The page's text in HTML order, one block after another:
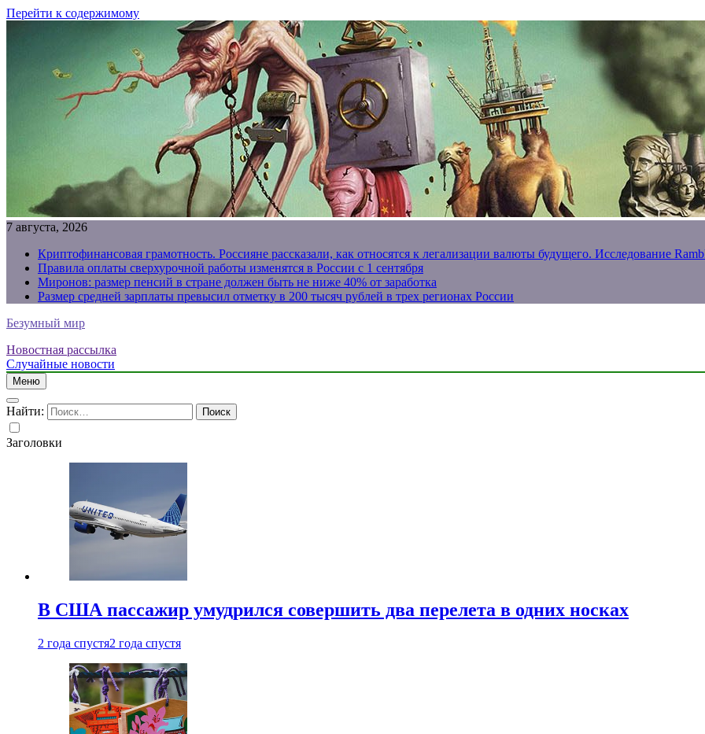
Перейти к содержимому
7 августа, 2026
Криптофинансовая грамотность. Россияне рассказали, как относятся к легализации валюты будущего. Исследование
Правила оплаты сверхурочной работы изменятся в России с 1 сентября
Миронов: размер пенсий в стране должен быть не ниже 40% от заработка
Размер средней зарплаты превысил отметку в 200 тысяч рублей в трех регионах России
Безумный мир
Новостная рассылка
Случайные новости
Меню
Найти:
Заголовки
В США пассажир умудрился совершить два перелета в одних носках
2 года спустя2 года спустя